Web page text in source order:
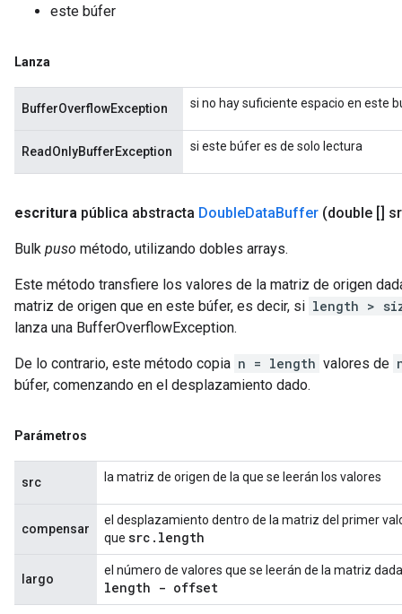
este búfer
Lanza
BufferOverflowException si no hay suficiente espacio en este
ReadOnlyBufferException si este búfer es de solo lectura
escritura pública abstracta DoubleDataBuffer (double []
Bulk puso método, utilizando dobles arrays.
Este método transfiere los valores de la matriz de origen
matriz de origen que en este búfer, es decir, si length >
lanza una BufferOverflowException.
De lo contrario, este método copia n = length valores de
búfer, comenzando en el desplazamiento dado.
Parámetros
src la matriz de origen de la que se leerán los valores
compensar
el desplazamiento dentro de la matriz del primer
que src . length
largo
el número de valores que se leerán de la matriz
length - offset